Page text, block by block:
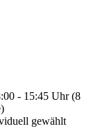
- 15:45 Uhr (8
gewählt